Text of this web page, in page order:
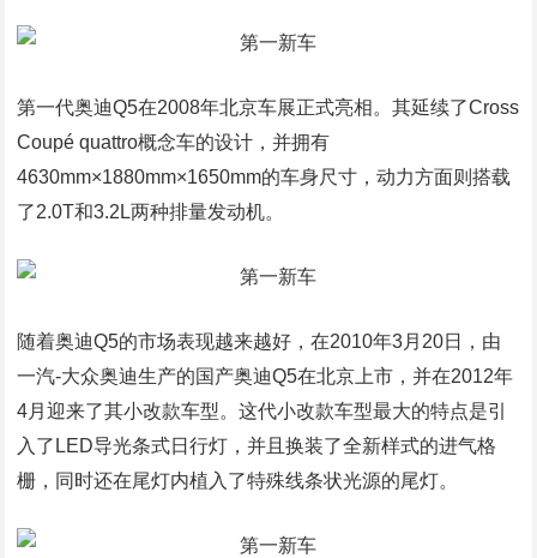
第一代奥迪Q5在2008年北京车展正式亮相。其延续了Cross
Coupé quattro概念车的设计，并拥有
4630mm×1880mm×1650mm的车身尺寸，动力方面则搭载
了2.0T和3.2L两种排量发动机。
随着奥迪Q5的市场表现越来越好，在2010年3月20日，由
一汽-大众奥迪生产的国产奥迪Q5在北京上市，并在2012年
4月迎来了其小改款车型。这代小改款车型最大的特点是引
入了LED导光条式日行灯，并且换装了全新样式的进气格
栅，同时还在尾灯内植入了特殊线条状光源的尾灯。